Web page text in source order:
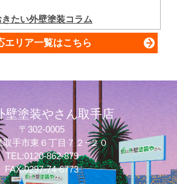
たい外壁塗装コラム
エリア一覧はこちら
壁塗装やさん取手店
〒302-0005
取手市東６丁目７２−２０
TEL:0120-862-879
FAX:0297-74-6773